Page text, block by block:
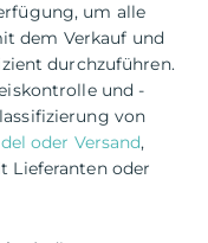
um alle
dem Verkauf und
durchzuführen.
und -
von
oder Versand,
Lieferanten oder